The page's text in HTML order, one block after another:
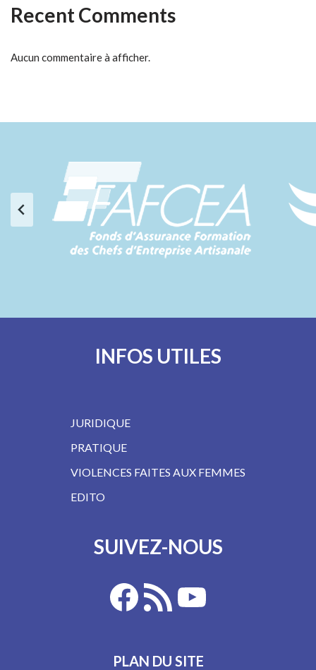
Recent Comments
Aucun commentaire à afficher.
INFOS UTILES
JURIDIQUE
PRATIQUE
VIOLENCES FAITES AUX FEMMES
EDITO
SUIVEZ-NOUS
PLAN DU SITE